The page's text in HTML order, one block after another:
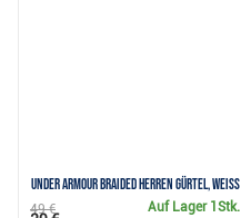
Under Armour Braided Herren Gürtel, weiss
Auf Lager 1Stk.
49 €